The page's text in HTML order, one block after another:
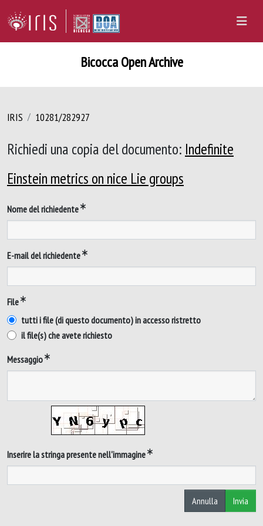
Bicocca Open Archive
IRIS 10281/282927
Richiedi una copia del documento: Indefinite
Einstein metrics on nice Lie groups
Nome del richiedente
E-mail del richiedente
File
tutti i file (di questo documento) in accesso ristretto
il file(s) che avete richiesto
Messaggio
Inserire la stringa presente nell'immagine
Annulla Invia